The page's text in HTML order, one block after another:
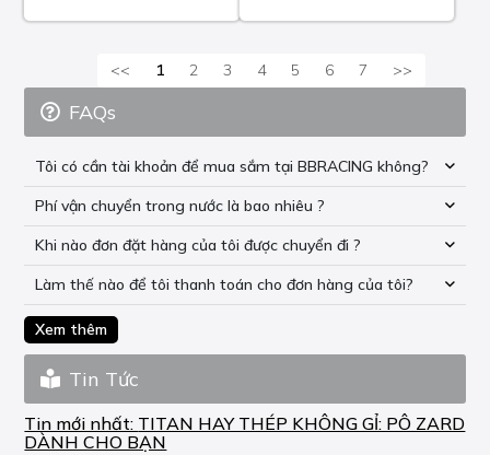
<< 1 2 3 4 5 6 7 >>
FAQs
Tôi có cần tài khoản để mua sắm tại BBRACING không?
Phí vận chuyển trong nước là bao nhiêu ?
Khi nào đơn đặt hàng của tôi được chuyển đi ?
Làm thế nào để tôi thanh toán cho đơn hàng của tôi?
Xem thêm
Tin Tức
Tin mới nhất: TITAN HAY THÉP KHÔNG GỈ: PÔ ZARD
DÀNH CHO BẠN